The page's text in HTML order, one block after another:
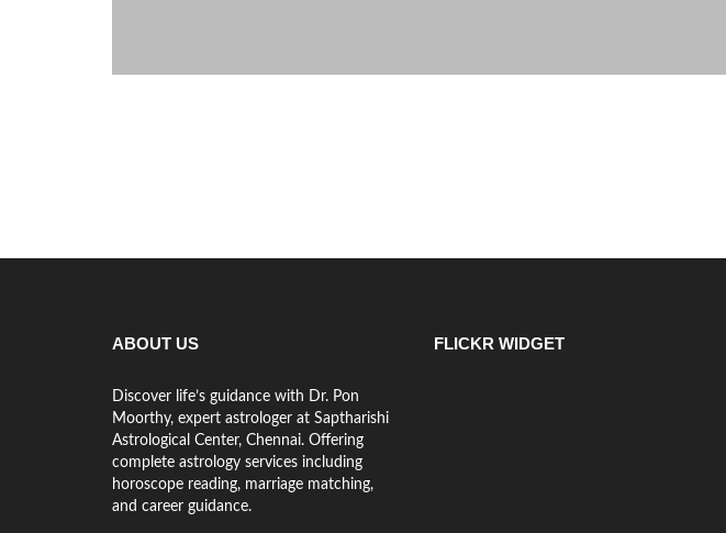
ABOUT US
Discover life’s guidance with Dr. Pon
Moorthy, expert astrologer at Saptharishi
Astrological Center, Chennai. Offering
complete astrology services including
horoscope reading, marriage matching,
and career guidance.
FLICKR WIDGET